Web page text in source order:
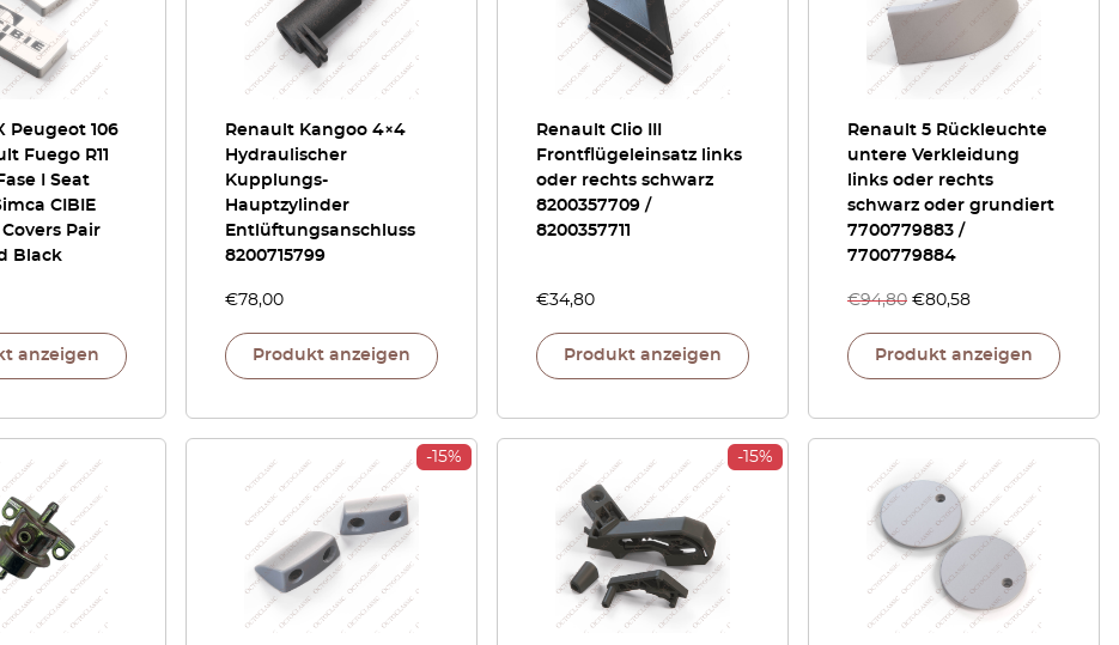
Peugeot 106
Fuego R11
I Seat
CIBIE
Pair
Black
anzeigen
Renault Kangoo 4×4
Hydraulischer
Kupplungs-
Hauptzylinder
Entlüftungsanschluss
8200715799
€78,00
Produkt anzeigen
Renault Clio III
Frontflügeleinsatz links
oder rechts schwarz
8200357709 /
8200357711
€34,80
Produkt anzeigen
Renault 5 Rückleuchte
untere Verkleidung
links oder rechts
schwarz oder grundiert
7700779883 /
7700779884
€94,80 €80,58
Produkt anzeigen
-15% -15%